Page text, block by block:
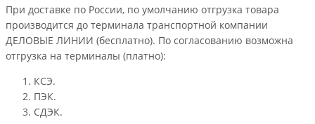
При доставке по России, по умолчанию отгрузка товара
производится до терминала транспортной компании
ДЕЛОВЫЕ ЛИНИИ (бесплатно). По согласованию возможна
отгрузка на терминалы (платно):
КСЭ.
ПЭК.
СДЭК.